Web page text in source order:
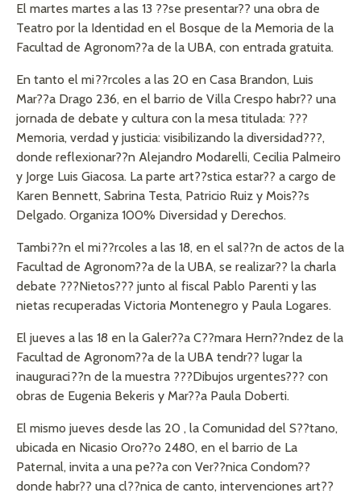
El martes martes a las 13 ??se presentar?? una obra de
Teatro por la Identidad en el Bosque de la Memoria de la
Facultad de Agronom??a de la UBA, con entrada gratuita.
En tanto el mi??rcoles a las 20 en Casa Brandon, Luis
Mar??a Drago 236, en el barrio de Villa Crespo habr?? una
jornada de debate y cultura con la mesa titulada: ???
Memoria, verdad y justicia: visibilizando la diversidad???,
donde reflexionar??n Alejandro Modarelli, Cecilia Palmeiro
y Jorge Luis Giacosa. La parte art??stica estar?? a cargo de
Karen Bennett, Sabrina Testa, Patricio Ruiz y Mois??s
Delgado. Organiza 100% Diversidad y Derechos.
Tambi??n el mi??rcoles a las 18, en el sal??n de actos de la
Facultad de Agronom??a de la UBA, se realizar?? la charla
debate ???Nietos??? junto al fiscal Pablo Parenti y las
nietas recuperadas Victoria Montenegro y Paula Logares.
El jueves a las 18 en la Galer??a C??mara Hern??ndez de la
Facultad de Agronom??a de la UBA tendr?? lugar la
inauguraci??n de la muestra ???Dibujos urgentes??? con
obras de Eugenia Bekeris y Mar??a Paula Doberti.
El mismo jueves desde las 20 , la Comunidad del S??tano,
ubicada en Nicasio Oro??o 2480, en el barrio de La
Paternal, invita a una pe??a con Ver??nica Condom??
donde habr?? una cl??nica de canto, intervenciones art??